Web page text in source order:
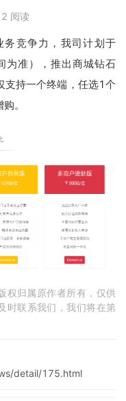
阅读
务竞争力，我司计划于
准），推出商城钻石
支持一个终端，任选1个
。
权归属原作者所有，仅供
时联系我们，我们将在第
detail/175.html